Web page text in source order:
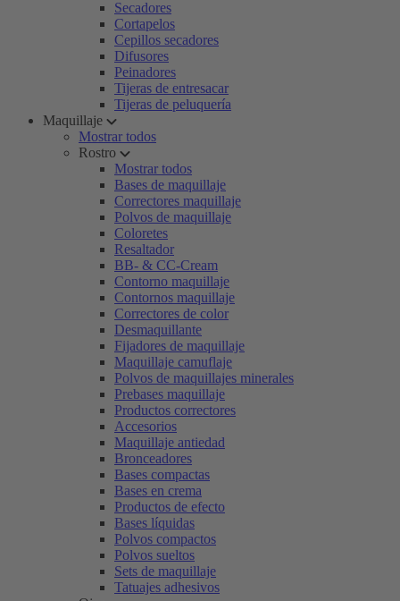
Secadores
Cortapelos
Cepillos secadores
Difusores
Peinadores
Tijeras de entresacar
Tijeras de peluquería
Maquillaje
Mostrar todos
Rostro
Mostrar todos
Bases de maquillaje
Correctores maquillaje
Polvos de maquillaje
Coloretes
Resaltador
BB- & CC-Cream
Contorno maquillaje
Contornos maquillaje
Correctores de color
Desmaquillante
Fijadores de maquillaje
Maquillaje camuflaje
Polvos de maquillajes minerales
Prebases maquillaje
Productos correctores
Accesorios
Maquillaje antiedad
Bronceadores
Bases compactas
Bases en crema
Productos de efecto
Bases líquidas
Polvos compactos
Polvos sueltos
Sets de maquillaje
Tatuajes adhesivos